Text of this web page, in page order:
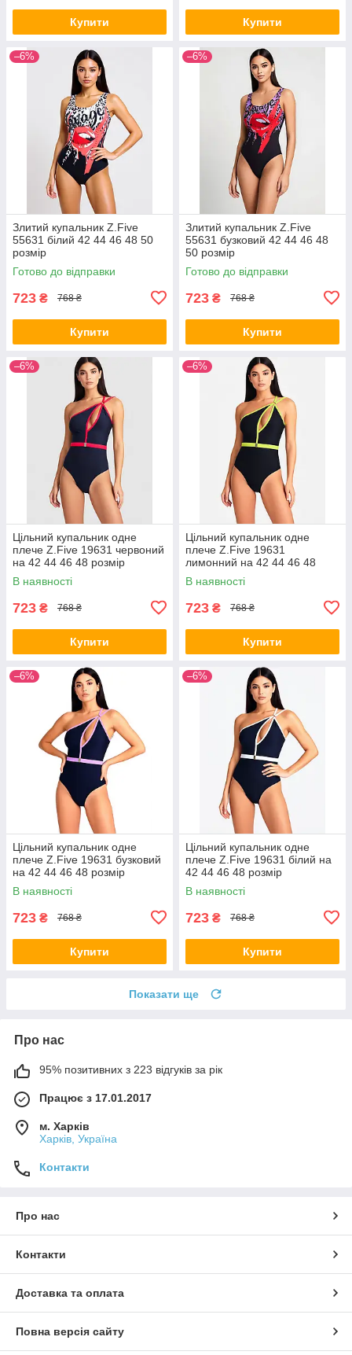
Купити Купити
–6%
Злитий купальник Z.Five
55631 білий 42 44 46 48 50
розмір
Готово до відправки
723 ₴ 768 ₴
Купити
–6%
Злитий купальник Z.Five
55631 бузковий 42 44 46 48
50 розмір
Готово до відправки
723 ₴ 768 ₴
Купити
–6%
Цільний купальник одне
плече Z.Five 19631 червоний
на 42 44 46 48 розмір
В наявності
723 ₴ 768 ₴
Купити
–6%
Цільний купальник одне
плече Z.Five 19631
лимонний на 42 44 46 48
розмір
В наявності
723 ₴ 768 ₴
Купити
–6%
Цільний купальник одне
плече Z.Five 19631 бузковий
на 42 44 46 48 розмір
В наявності
723 ₴ 768 ₴
Купити
–6%
Цільний купальник одне
плече Z.Five 19631 білий на
42 44 46 48 розмір
В наявності
723 ₴ 768 ₴
Купити
Показати ще
Про нас
95% позитивних з 223 відгуків за рік
Працює з 17.01.2017
м. Харків
Харків, Україна
Контакти
Про нас
Контакти
Доставка та оплата
Повна версія сайту